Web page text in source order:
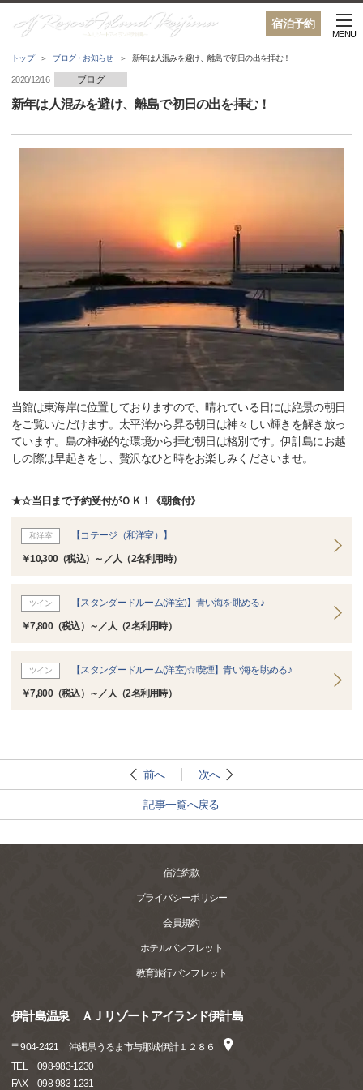
宿泊予約
MENU
トップ ブログ・お知らせ 新年は人混みを避け、離島で初日の出を拝む！
2020/12/16 ブログ
新年は人混みを避け、離島で初日の出を拝む！
当館は東海岸に位置しておりますので、晴れている日には絶景の朝日
をご覧いただけます。太平洋から昇る朝日は神々しい輝きを解き放っ
ています。島の神秘的な環境から拝む朝日は格別です。伊計島にお越
しの際は早起きをし、贅沢なひと時をお楽しみくださいませ。
★☆当日まで予約受付がＯＫ！《朝食付》
和洋室 【コテージ（和洋室）】
￥10,300（税込）～／人（2名利用時）
ツイン 【スタンダードルーム(洋室)】青い海を眺める♪
￥7,800（税込）～／人（2名利用時）
ツイン 【スタンダードルーム(洋室)☆喫煙】青い海を眺める♪
￥7,800（税込）～／人（2名利用時）
前へ 次へ
記事一覧へ戻る
宿泊約款
プライバシーポリシー
会員規約
ホテルパンフレット
教育旅行パンフレット
伊計島温泉 ＡＪリゾートアイランド伊計島
〒904-2421
沖縄県うるま市与那城伊計１２８６
TEL
098-983-1230
FAX
098-983-1231